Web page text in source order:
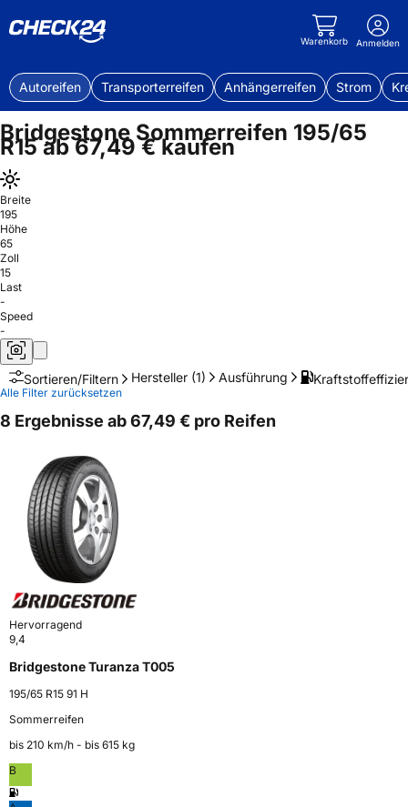
Warenkorb Anmelden
Autoreifen Transporterreifen Anhängerreifen Strom
Bridgestone Sommerreifen 195/65
R15 ab 67,49 € kaufen
Breite
195
Höhe
65
Zoll
15
Last
-
Speed
-
Sortieren/Filtern Hersteller (1) Ausführung
Alle Filter zurücksetzen
8 Ergebnisse ab 67,49 € pro Reifen
Hervorragend
9,4
Bridgestone Turanza T005
195/65 R15 91 H
Sommerreifen
bis 210 km⁠/⁠h - bis 615 kg
B